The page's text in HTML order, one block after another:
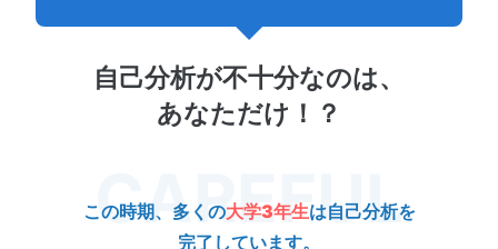
自己分析が不十分なのは、
あなただけ！？
この時期、多くの大学3年生は自己分析を
完了しています。